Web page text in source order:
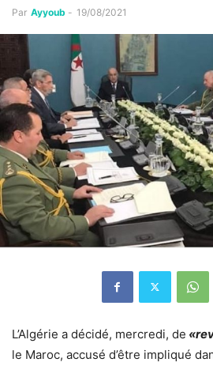
Par Ayyoub - 19/08/2021
L’Algérie a décidé, mercredi, de
le Maroc, accusé d’être impliqué